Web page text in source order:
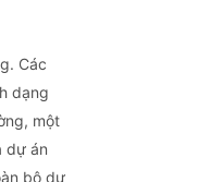
Các
dạng
một
dự án
bộ dự